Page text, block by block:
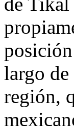
largo de
región,